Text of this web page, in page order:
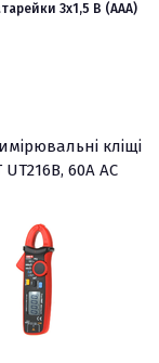
3х1,5 В (AAA)
кліщі
UT216В, 60A AC